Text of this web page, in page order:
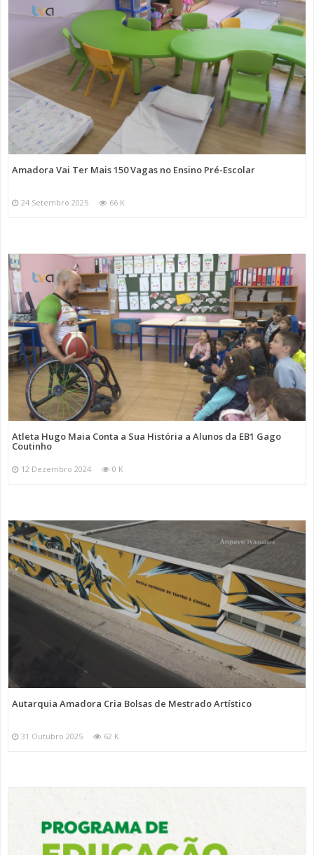
Amadora Vai Ter Mais 150 Vagas no Ensino Pré-Escolar
24 Setembro 2025 66 K
Atleta Hugo Maia Conta a Sua História a Alunos da EB1 Gago
Coutinho
12 Dezembro 2024 0 K
Autarquia Amadora Cria Bolsas de Mestrado Artístico
31 Outubro 2025 62 K